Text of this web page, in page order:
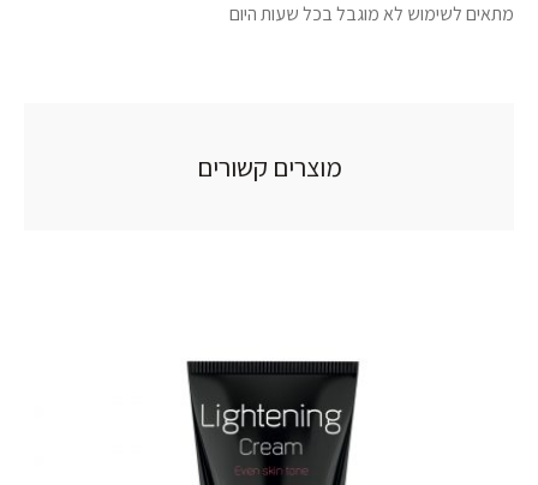
מתאים לשימוש לא מוגבל בכל שעות היום
מוצרים קשורים